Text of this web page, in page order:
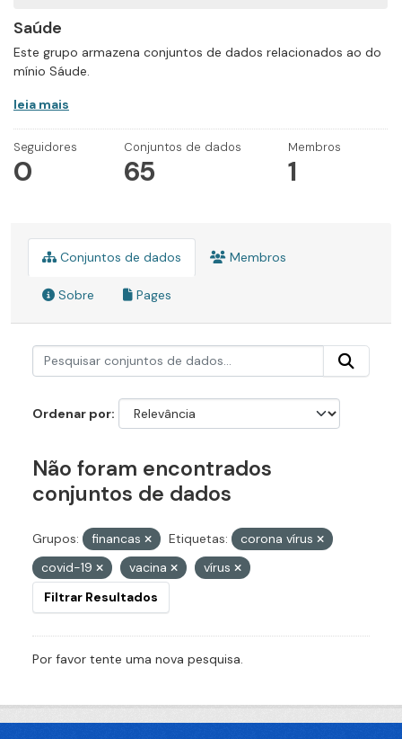
Saúde
Este grupo armazena conjuntos de dados relacionados ao do
mínio Sáude.
leia mais
Seguidores
0
Conjuntos de dados
65
Membros
1
Conjuntos de dados Membros
Sobre Pages
Ordenar por
Não foram encontrados
conjuntos de dados
Grupos: financas Etiquetas:
corona vírus
covid-19
vacina
vírus
Filtrar Resultados
Por favor tente uma nova pesquisa.